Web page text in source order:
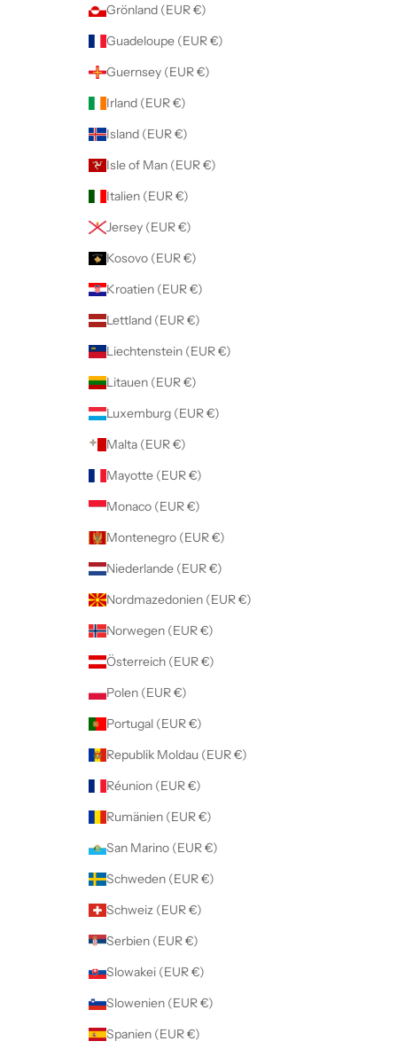
Grönland (EUR €)
Guadeloupe (EUR €)
Guernsey (EUR €)
Irland (EUR €)
Island (EUR €)
Isle of Man (EUR €)
Italien (EUR €)
Jersey (EUR €)
Kosovo (EUR €)
Kroatien (EUR €)
Lettland (EUR €)
Liechtenstein (EUR €)
Litauen (EUR €)
Luxemburg (EUR €)
Malta (EUR €)
Mayotte (EUR €)
Monaco (EUR €)
Montenegro (EUR €)
Niederlande (EUR €)
Nordmazedonien (EUR €)
Norwegen (EUR €)
Österreich (EUR €)
Polen (EUR €)
Portugal (EUR €)
Republik Moldau (EUR €)
Réunion (EUR €)
Rumänien (EUR €)
San Marino (EUR €)
Schweden (EUR €)
Schweiz (EUR €)
Serbien (EUR €)
Slowakei (EUR €)
Slowenien (EUR €)
Spanien (EUR €)